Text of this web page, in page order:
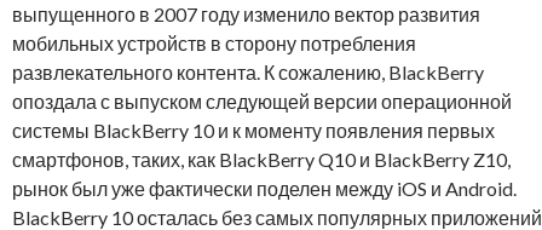
выпущенного в 2007 году изменило вектор развития
мобильных устройств в сторону потребления
развлекательного контента. К сожалению, BlackBerry
опоздала с выпуском следующей версии операционной
системы BlackBerry 10 и к моменту появления первых
смартфонов, таких, как BlackBerry Q10 и BlackBerry Z10,
рынок был уже фактически поделен между iOS и Android.
BlackBerry 10 осталась без самых популярных